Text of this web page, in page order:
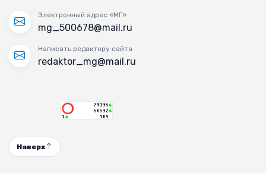
Электронный адрес «МГ»
mg_500678@mail.ru
Написать редактору сайта
redaktor_mg@mail.ru
Наверх